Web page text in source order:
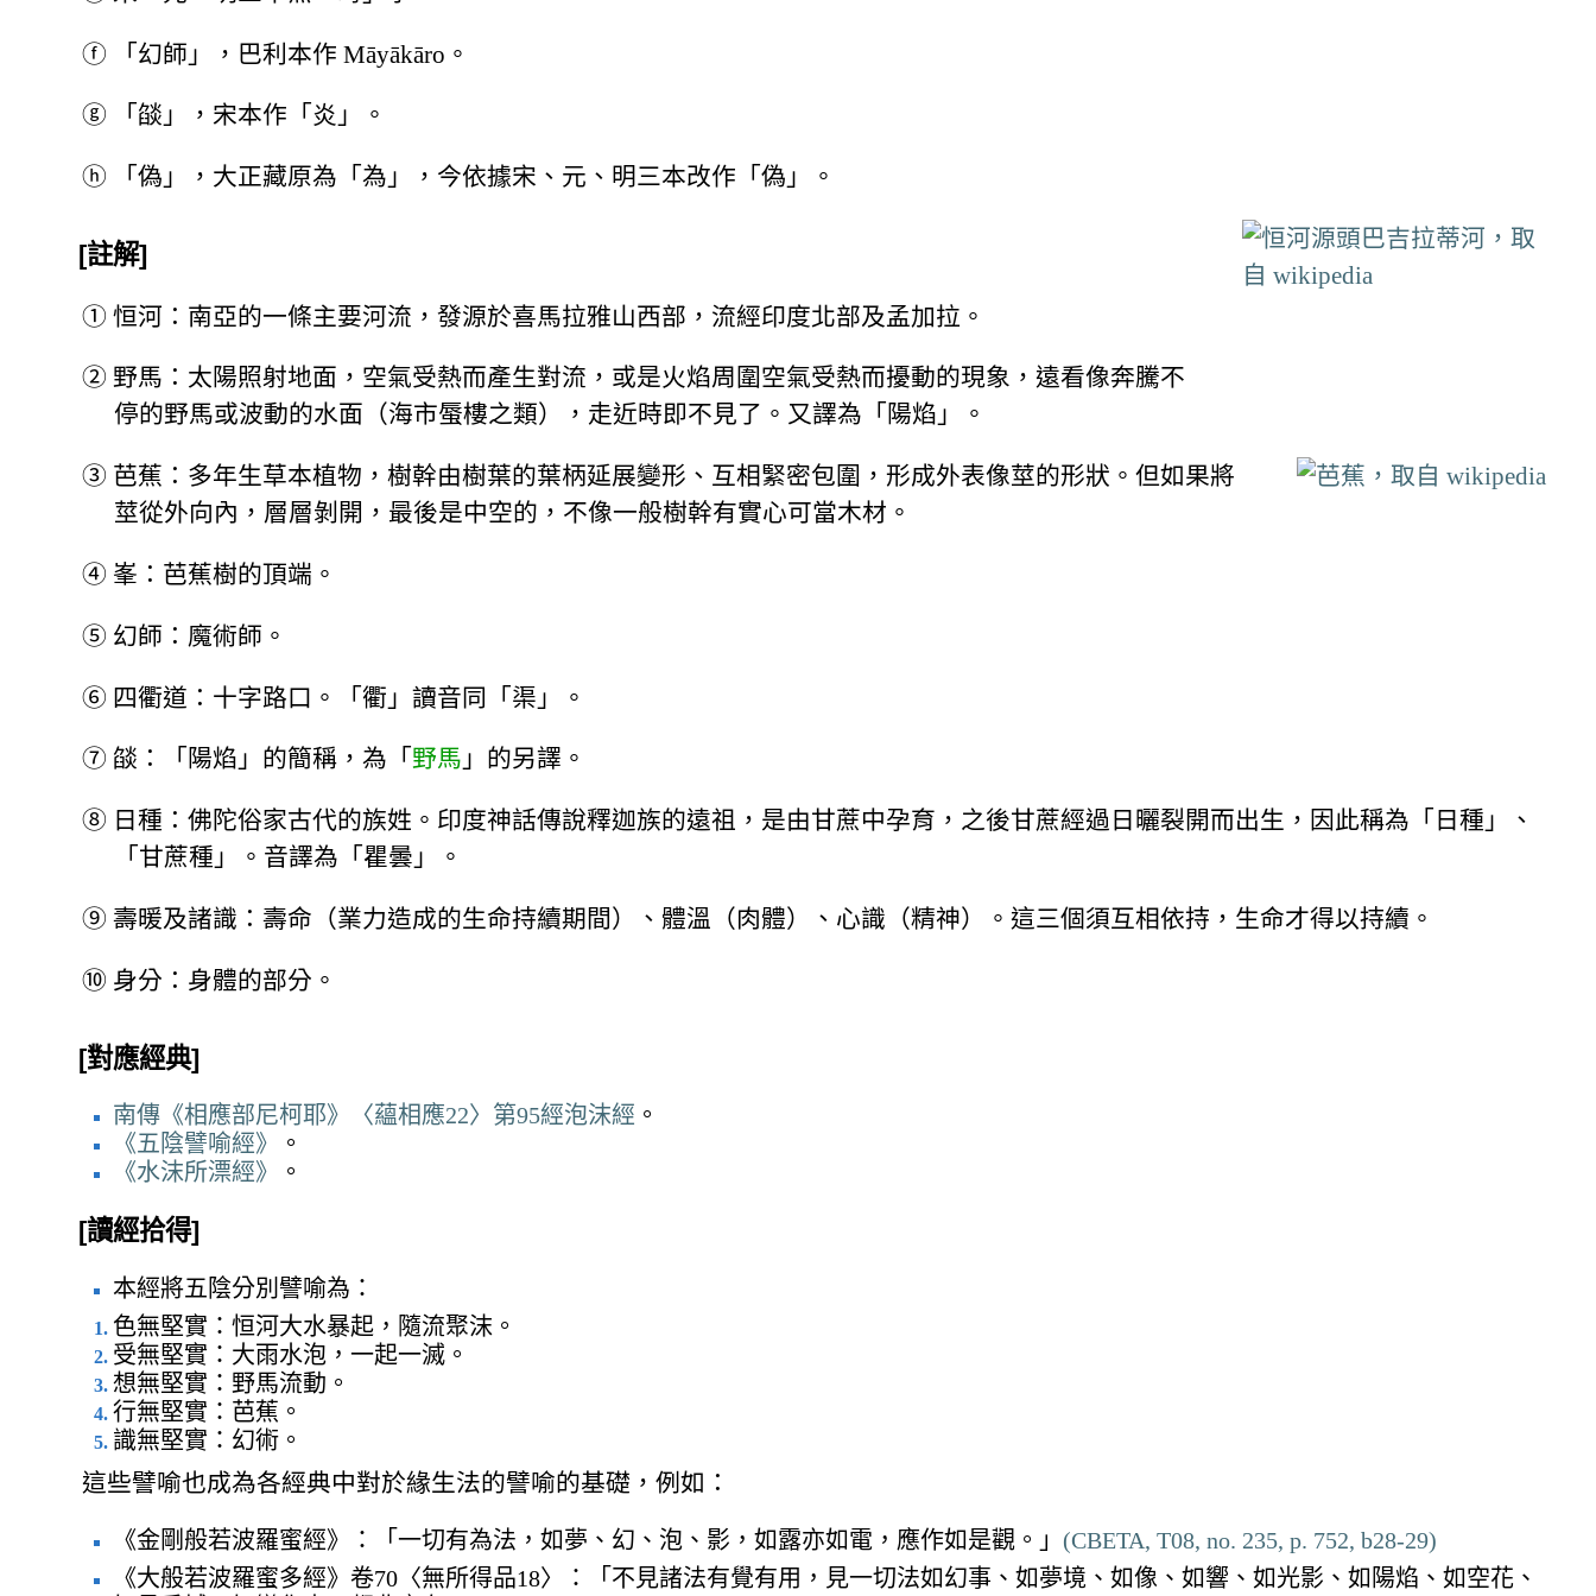
ⓕ 「幻師」，巴利本作 Māyākāro。
ⓖ 「燄」，宋本作「炎」。
ⓗ 「偽」，大正藏原為「為」，今依據宋、元、明三本改作「偽」。
[註解]
① 恒河：南亞的一條主要河流，發源於喜馬拉雅山西部，流經印度北部及孟加拉。
② 野馬：太陽照射地面，空氣受熱而產生對流，或是火焰周圍空氣受熱而擾動的現象，遠看像奔騰不
停的野馬或波動的水面（海市蜃樓之類），走近時即不見了。又譯為「陽焰」。
③ 芭蕉：多年生草本植物，樹幹由樹葉的葉柄延展變形、互相緊密包圍，形成外表像莖的形狀。但如果將
莖從外向內，層層剝開，最後是中空的，不像一般樹幹有實心可當木材。
④ 峯：芭蕉樹的頂端。
⑤ 幻師：魔術師。
⑥ 四衢道：十字路口。「衢」讀音同「渠」。
⑦ 燄：「陽焰」的簡稱，為「 野馬 」的另譯。
⑧ 日種：佛陀俗家古代的族姓。印度神話傳說釋迦族的遠祖，是由甘蔗中孕育，之後甘蔗經過日曬裂開而出生，因此稱為「日種」、
「甘蔗種」。音譯為「瞿曇」。
⑨ 壽暖及諸識：壽命（業力造成的生命持續期間）、體溫（肉體）、心識（精神）。這三個須互相依持，生命才得以持續。
⑩ 身分：身體的部分。
[對應經典]
南傳《相應部尼柯耶》〈蘊相應22〉第95經泡沫經 。
《五陰譬喻經》
。
《水沫所漂經》
。
[讀經拾得]
本經將五陰分別譬喻為：
色無堅實：恒河大水暴起，隨流聚沫。
受無堅實：大雨水泡，一起一滅。
想無堅實：野馬流動。
行無堅實：芭蕉。
識無堅實：幻術。
這些譬喻也成為各經典中對於緣生法的譬喻的基礎，例如：
《金剛般若波羅蜜經》：「一切有為法，如夢、幻、泡、影，如露亦如電，應作如是觀。」 (CBETA, T08, no. 235, p. 752, b28-29)
《大般若波羅蜜多經》卷70〈無所得品18〉：「不見諸法有覺有用，見一切法如幻事、如夢境、如像、如響、如光影、如陽焰、如空花、